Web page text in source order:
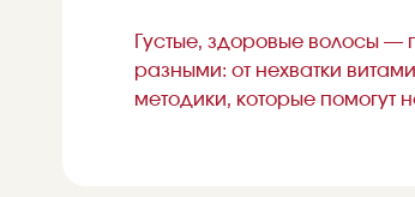
Густые, здоровые волосы —
разными: от нехватки
методики, которые помогут